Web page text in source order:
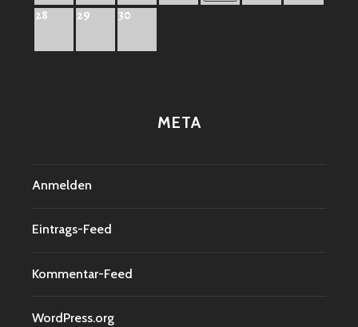
28 29 30
META
Anmelden
Eintrags-Feed
Kommentar-Feed
WordPress.org